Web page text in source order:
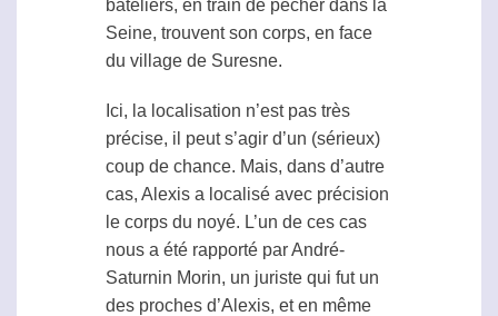
bateliers, en train de pêcher dans la
Seine, trouvent son corps, en face
du village de Suresne.
Ici, la localisation n’est pas très
précise, il peut s’agir d’un (sérieux)
coup de chance. Mais, dans d’autre
cas, Alexis a localisé avec précision
le corps du noyé. L’un de ces cas
nous a été rapporté par André-
Saturnin Morin, un juriste qui fut un
des proches d’Alexis, et en même